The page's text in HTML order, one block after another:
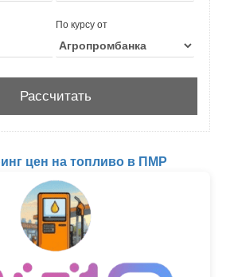
По курсу от
цен на топливо в ПМР